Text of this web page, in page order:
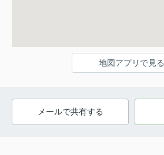
地図アプリで見る
メールで共有する